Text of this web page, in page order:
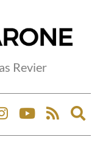
Revier